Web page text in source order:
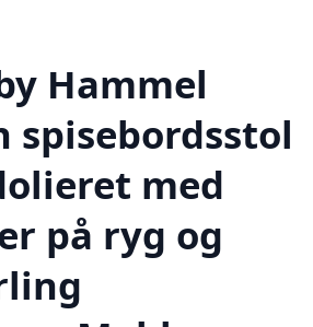
Hammel
spisebordsstol
med
på ryg og